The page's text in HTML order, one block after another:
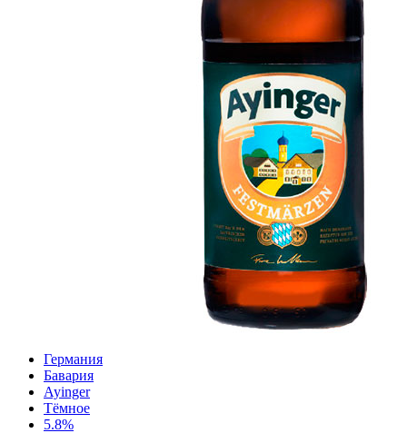
Германия
Бавария
Ayinger
Тёмное
5.8%